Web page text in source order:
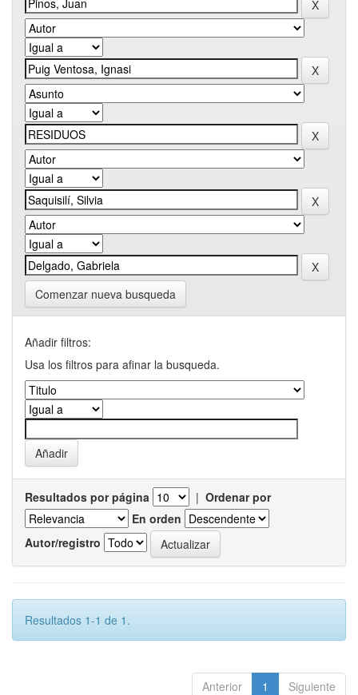
Comenzar nueva busqueda
Añadir filtros:
Usa los filtros para afinar la busqueda.
Resultados por página | Ordenar por
En orden
Autor/registro
Resultados 1-1 de 1.
Anterior 1 Siguiente